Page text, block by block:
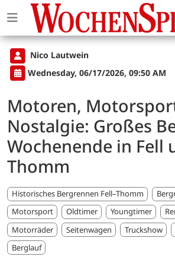
Nico Lautwein
Wednesday, 06/17/2026, 09:50 AM
Motoren,
Nostalgie: Großes
Wochenende in Fell
Thomm
Historisches Bergrennen Fell–Thomm
Motorsport
Oldtimer Youngtimer
Motorräder
Seitenwagen Truckshow
Berglauf